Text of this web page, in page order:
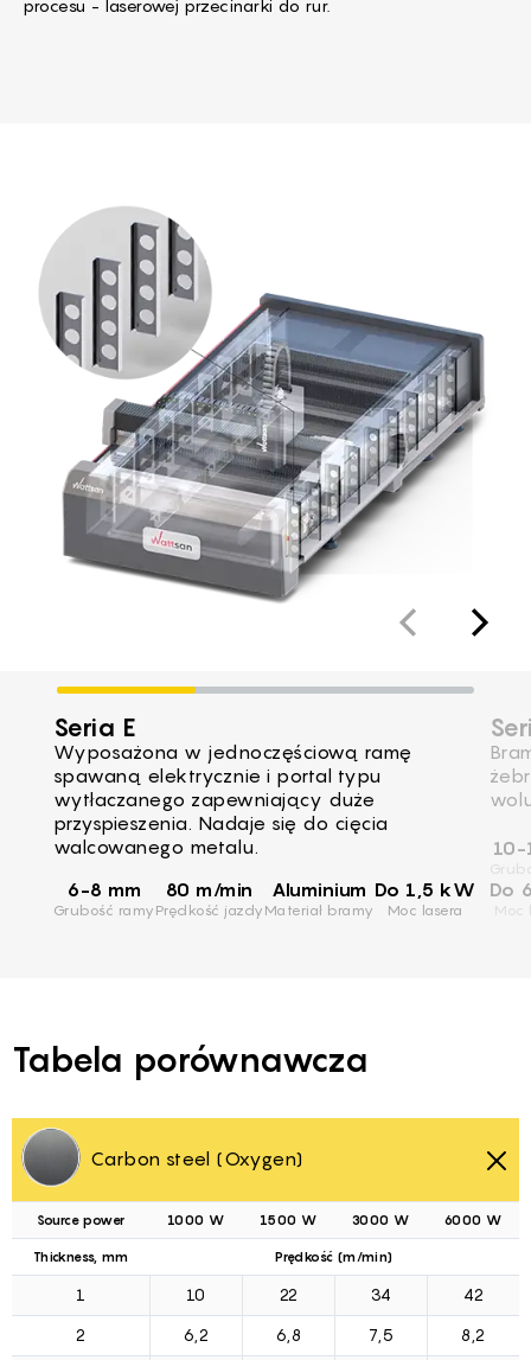
procesu - laserowej przecinarki do rur.
The machine frame is the
Seria E
Wyposażona w jednoczęściową ramę
spawaną elektrycznie i portal typu
wytłaczanego zapewniający duże
przyspieszenia. Nadaje się do cięcia
walcowanego metalu.
6-8 mm
Grubość ramy
80 m/min
Prędkość jazdy
Aluminium
Materiał bramy
Do 1,5 kW
Moc lasera
10-
Do
Moc
Tabela porównawcza
Carbon steel (Oxygen)
Source power 1000 W 1500 W 3000 W 6000 W
Thickness, mm Prędkość (m/min)
1 10 22 34 42
2 6,2 6,8 7,5 8,2